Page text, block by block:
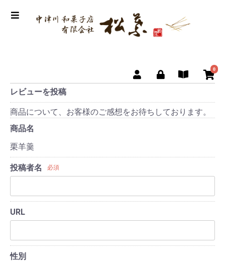
0
レビューを投稿
商品について、お客様のご感想をお待ちしております。
商品名
栗羊羹
投稿者名 必須
URL
性別